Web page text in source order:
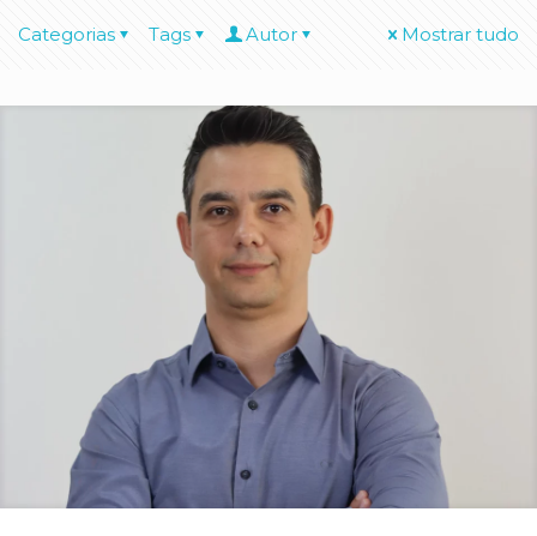
Categorias Tags Autor Mostrar tudo